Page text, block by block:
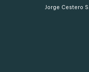
Jorge Cestero